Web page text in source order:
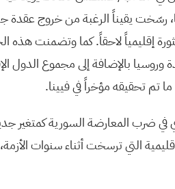
رسّخت يقيناً الرغبة من خروج عقدة
إقليمياً لاحقاً. كما وتضمنت هذه
بالإضافة إلى مجموع الدول
تم تحقيقه مؤخراً في فيينا.
ضرب المعارضة السورية كمتغير
التي ترسخت أثناء سنوات